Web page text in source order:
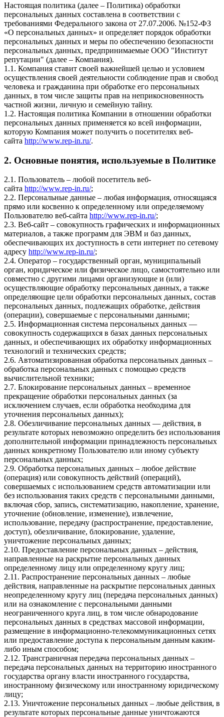
Настоящая политика (далее – Политика) обработки
персональных данных составлена в соответствии с
требованиями Федерального закона от 27.07.2006. №152-ФЗ
«О персональных данных» и определяет порядок обработки
персональных данных и меры по обеспечению безопасности
персональных данных, предпринимаемые ООО "Институт
репутации" (далее – Компания).
1.1. Компания ставит своей важнейшей целью и условием
осуществления своей деятельности соблюдение прав и свобод
человека и гражданина при обработке его персональных
данных, в том числе защиты прав на неприкосновенность
частной жизни, личную и семейную тайну.
1.2. Настоящая политика Компании в отношении обработки
персональных данных применяется ко всей информации,
которую Компания может получить о посетителях веб-
сайта http://www.rep-in.ru/.
2. Основные понятия, используемые в Политике
2.1. Пользователь – любой посетитель веб-
сайта http://www.rep-in.ru/;
2.2. Персональные данные – любая информация, относящаяся
прямо или косвенно к определенному или определяемому
Пользователю веб-сайта http://www.rep-in.ru/;
2.3. Веб-сайт – совокупность графических и информационных
материалов, а также программ для ЭВМ и баз данных,
обеспечивающих их доступность в сети интернет по сетевому
адресу http://www.rep-in.ru/;
2.4. Оператор – государственный орган, муниципальный
орган, юридическое или физическое лицо, самостоятельно или
совместно с другими лицами организующие и (или)
осуществляющие обработку персональных данных, а также
определяющие цели обработки персональных данных, состав
персональных данных, подлежащих обработке, действия
(операции), совершаемые с персональными данными;
2.5. Информационная система персональных данных —
совокупность содержащихся в базах данных персональных
данных, и обеспечивающих их обработку информационных
технологий и технических средств;
2.6. Автоматизированная обработка персональных данных –
обработка персональных данных с помощью средств
вычислительной техники;
2.7. Блокирование персональных данных – временное
прекращение обработки персональных данных (за
исключением случаев, если обработка необходима для
уточнения персональных данных);
2.8. Обезличивание персональных данных — действия, в
результате которых невозможно определить без использования
дополнительной информации принадлежность персональных
данных конкретному Пользователю или иному субъекту
персональных данных;
2.9. Обработка персональных данных – любое действие
(операция) или совокупность действий (операций),
совершаемых с использованием средств автоматизации или
без использования таких средств с персональными данными,
включая сбор, запись, систематизацию, накопление, хранение,
уточнение (обновление, изменение), извлечение,
использование, передачу (распространение, предоставление,
доступ), обезличивание, блокирование, удаление,
уничтожение персональных данных;
2.10. Предоставление персональных данных – действия,
направленные на раскрытие персональных данных
определенному лицу или определенному кругу лиц;
2.11. Распространение персональных данных – любые
действия, направленные на раскрытие персональных данных
неопределенному кругу лиц (передача персональных данных)
или на ознакомление с персональными данными
неограниченного круга лиц, в том числе обнародование
персональных данных в средствах массовой информации,
размещение в информационно-телекоммуникационных сетях
или предоставление доступа к персональным данным каким-
либо иным способом;
2.12. Трансграничная передача персональных данных –
передача персональных данных на территорию иностранного
государства органу власти иностранного государства,
иностранному физическому или иностранному юридическому
лицу;
2.13. Уничтожение персональных данных – любые действия, в
результате которых персональные данные уничтожаются